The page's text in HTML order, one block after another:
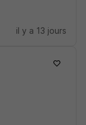
il y a 13 jours